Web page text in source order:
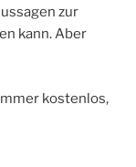
zur
kann. Aber
kostenlos,